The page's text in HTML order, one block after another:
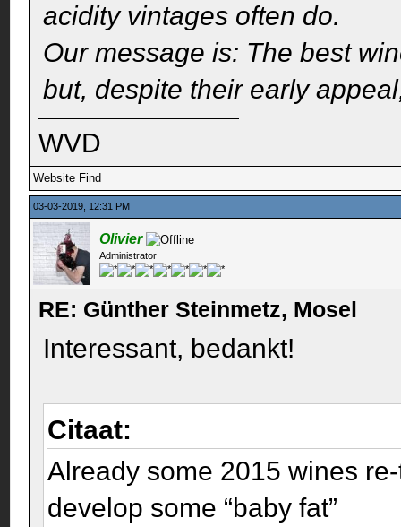
acidity vintages often do.
Our message is: The best
but, despite their early
WVD
Website Find
03-03-2019, 12:31 PM
Olivier
Administrator
RE: Günther Steinmetz, Mosel
Interessant, bedankt!
Citaat:
Already some 2015 wines
develop some “baby fat”